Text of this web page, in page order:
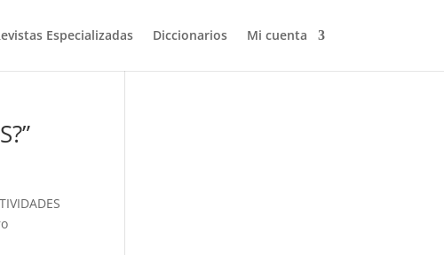
Especializadas Diccionarios Mi cuenta